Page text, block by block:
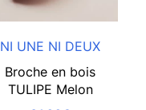
NI UNE NI DEUX
Broche en bois
TULIPE Melon